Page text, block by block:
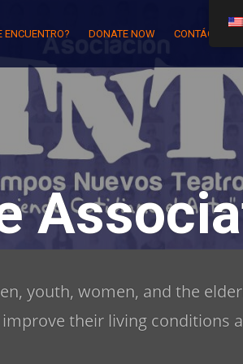
ENCUENTRO? DONATE NOW CONTÁCTENOS
youth, women, and the
their living conditions